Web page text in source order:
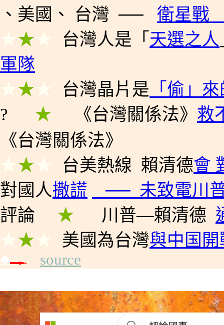
、 美國 、 台灣 ──
衛星戰
★ 台灣人是「 天選之人
軍隊
★ 台灣晶片是 「偷」
?
★ 《台灣關係法》 救
《台灣關係法》
★ 台美熱線 賴清德會
對國人撒謊 ── 未致電川
評論
★ 川普―賴清德
★ 美國為台灣與中国開
♣ source